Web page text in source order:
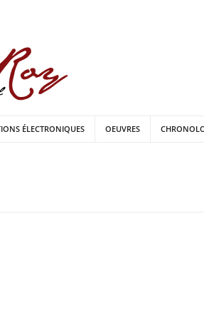
ÉLECTRONIQUES OEUVRES